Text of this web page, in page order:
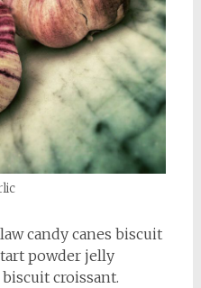
candy canes biscuit
powder jelly
croissant.